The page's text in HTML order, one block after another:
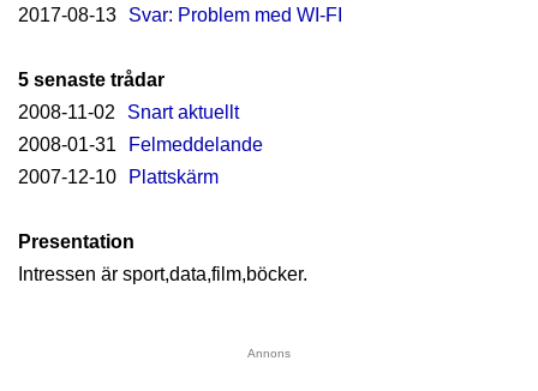
2017-08-13
Svar: Problem med WI-FI
5 senaste trådar
2008-11-02
Snart aktuellt
2008-01-31
Felmeddelande
2007-12-10
Plattskärm
Presentation
Intressen är sport,data,film,böcker.
Annons